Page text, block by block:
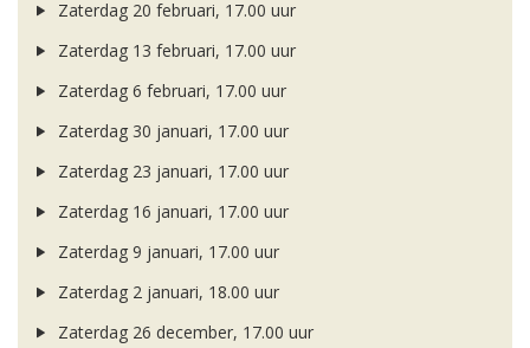
Zaterdag 20 februari, 17.00 uur
Zaterdag 13 februari, 17.00 uur
Zaterdag 6 februari, 17.00 uur
Zaterdag 30 januari, 17.00 uur
Zaterdag 23 januari, 17.00 uur
Zaterdag 16 januari, 17.00 uur
Zaterdag 9 januari, 17.00 uur
Zaterdag 2 januari, 18.00 uur
Zaterdag 26 december, 17.00 uur